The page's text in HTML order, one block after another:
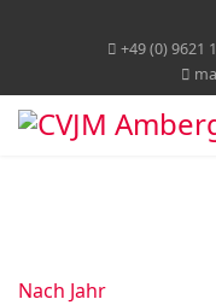
+49 (0) 9621
Nach Jahr